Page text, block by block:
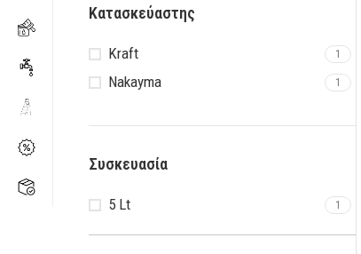
Κατασκεύαστης
Kraft 1
Nakayma 1
Συσκευασία
5 Lt 1